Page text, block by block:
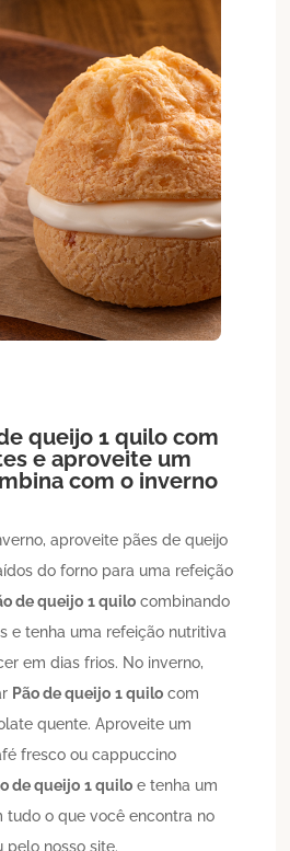
queijo 1 quilo com
e aproveite um
com o inverno
aproveite pães de queijo
do forno para uma refeição
de queijo 1 quilo combinando
e tenha uma refeição nutritiva
em dias frios. No inverno,
Pão de queijo 1 quilo com
quente. Aproveite um
fresco ou cappuccino
de queijo 1 quilo e tenha um
tudo o que você encontra no
pelo nosso site.